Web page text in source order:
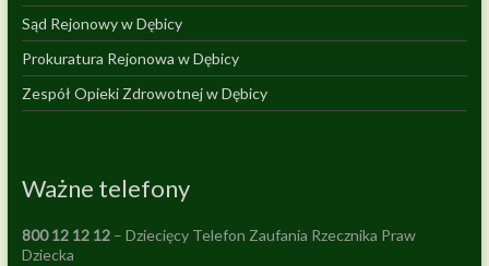
Sąd Rejonowy w Dębicy
Prokuratura Rejonowa w Dębicy
Zespół Opieki Zdrowotnej w Dębicy
Ważne telefony
800 12 12 12– Dziecięcy Telefon Zaufania Rzecznika Praw
Dziecka